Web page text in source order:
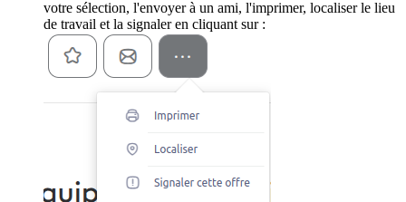
votre sélection, l'envoyer à un ami, l'imprimer, localiser le lieu
de travail et la signaler en cliquant sur :